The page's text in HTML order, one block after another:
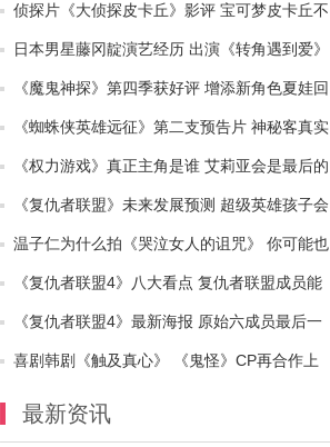
侦探片《大侦探皮卡丘》影评 宝可梦皮卡丘不
够萌
日本男星藤冈靛演艺经历 出演《转角遇到爱》
名气大增
《魔鬼神探》第四季获好评 增添新角色夏娃回
归剧情核心
《蜘蛛侠英雄远征》第二支预告片 神秘客真实
身份是谁
《权力游戏》真正主角是谁 艾莉亚会是最后的
《复仇者联盟》未来发展预测 超级英雄孩子会
接续传奇吗
温子仁为什么拍《哭泣女人的诅咒》 你可能也
是哭泣的女人
《复仇者联盟4》八大看点 复仇者联盟成员能
否战胜宇宙最强反派
《复仇者联盟4》最新海报 原始六成员最后一
次合照
喜剧韩剧《触及真心》 《鬼怪》CP再合作上
最新资讯